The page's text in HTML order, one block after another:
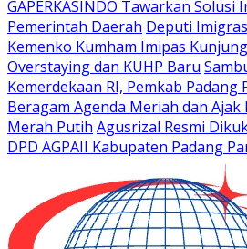
GAPERKASINDO Tawarkan
Pemerintah Daerah Deputi
Kemenko Kumham Imipas
Overstaying dan KUHP Baru
Kemerdekaan RI, Pemkab Padang
Beragam Agenda Meriah dan
Merah Putih Agusrizal Resmi
DPD AGPAII Kabupaten Padang